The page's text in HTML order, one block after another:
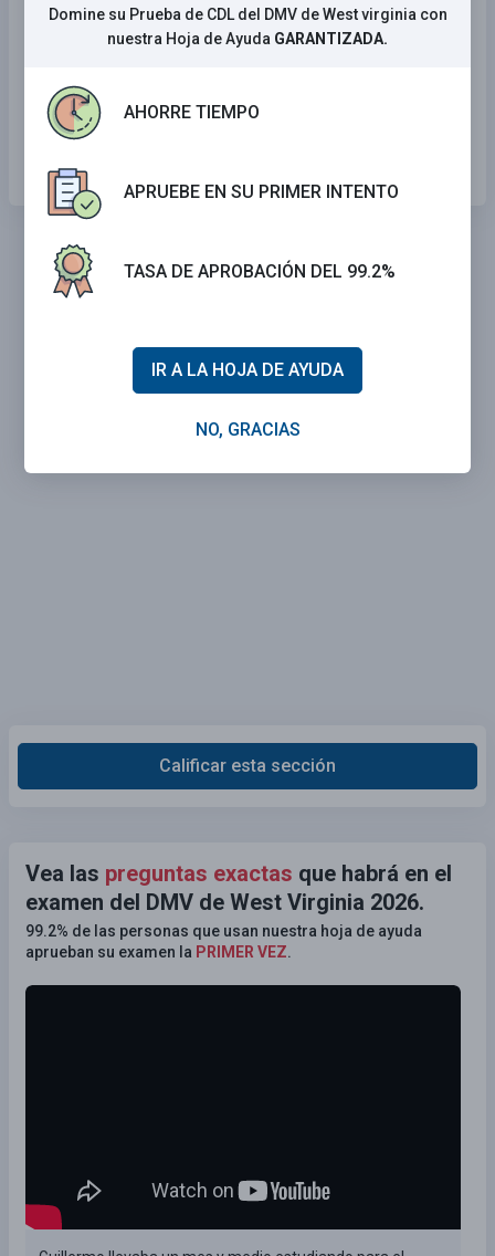
Permite que el aire llegue a la carga para
mantenerla fresca.
Puede soltarse.
Calificar esta sección
Vea las preguntas exactas que habrá en el
examen del DMV de West Virginia 2026.
99.2% de las personas que usan nuestra hoja de ayuda
aprueban su examen la PRIMER VEZ.
Domine su Prueba de CDL del DMV de West virginia con
nuestra Hoja de Ayuda GARANTIZADA.
AHORRE TIEMPO
APRUEBE EN SU PRIMER INTENTO
TASA DE APROBACIÓN DEL 99.2%
IR A LA HOJA DE AYUDA
NO, GRACIAS